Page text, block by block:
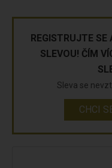
REGISTRUJTE SE
SLEVOU! ČÍM
Sleva se
CHCI